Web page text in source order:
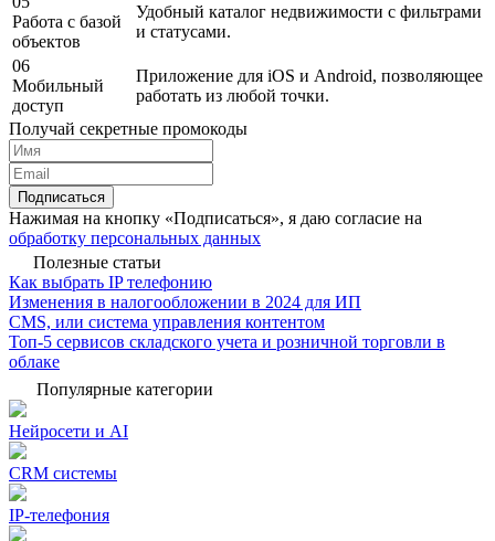
Работа с базой
объектов
Удобный каталог недвижимости с фильтрами
и статусами.
06
Мобильный
доступ
Приложение для iOS и Android, позволяющее
работать из любой точки.
Получай секретные промокоды
Подписаться
Нажимая на кнопку «Подписаться», я даю согласие на
обработку персональных данных
Полезные статьи
Как выбрать IP телефонию
Изменения в налогообложении в 2024 для ИП
CMS, или система управления контентом
Топ-5 сервисов складского учета и розничной торговли в
облаке
Популярные категории
Нейросети и AI
CRM системы
IP-телефония